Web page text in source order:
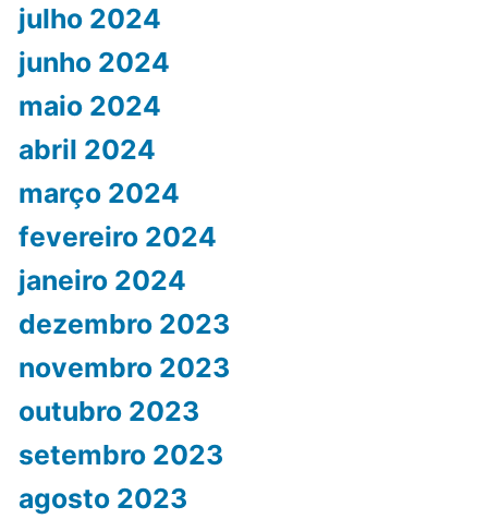
julho 2024
junho 2024
maio 2024
abril 2024
março 2024
fevereiro 2024
janeiro 2024
dezembro 2023
novembro 2023
outubro 2023
setembro 2023
agosto 2023